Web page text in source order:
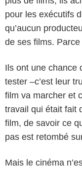
pour les exécutifs
qu’aucun
de ses films. Parce
Ils ont une chance
tester –c’est leur
film va marcher et
travail qui était fait
film, de savoir ce
pas est retombé
Mais le cinéma